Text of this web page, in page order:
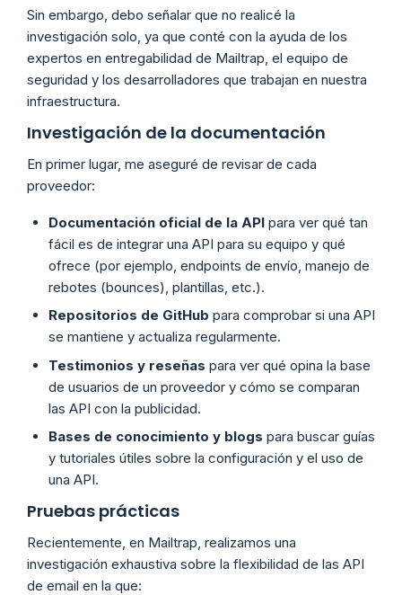
Sin embargo, debo señalar que no realicé la
investigación solo, ya que conté con la ayuda de los
expertos en entregabilidad de Mailtrap, el equipo de
seguridad y los desarrolladores que trabajan en nuestra
infraestructura.
Investigación de la documentación
En primer lugar, me aseguré de revisar de cada
proveedor:
Documentación oficial de la API para ver qué tan
fácil es de integrar una API para su equipo y qué
ofrece (por ejemplo, endpoints de envío, manejo de
rebotes (bounces), plantillas, etc.).
Repositorios de GitHub para comprobar si una API
se mantiene y actualiza regularmente.
Testimonios y reseñas para ver qué opina la base
de usuarios de un proveedor y cómo se comparan
las API con la publicidad.
Bases de conocimiento y blogs para buscar guías
y tutoriales útiles sobre la configuración y el uso de
una API.
Pruebas prácticas
Recientemente, en Mailtrap, realizamos una
investigación exhaustiva sobre la flexibilidad de las API
de email en la que: